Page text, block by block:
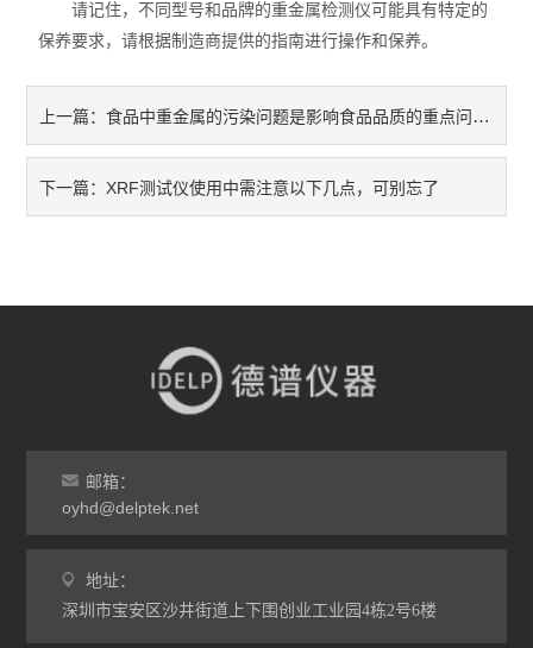
请记住，不同型号和品牌的重金属检测仪可能具有特定的
保养要求，请根据制造商提供的指南进行操作和保养。
上一篇：食品中重金属的污染问题是影响食品品质的重点问题之一
下一篇：XRF测试仪使用中需注意以下几点，可别忘了
邮箱：
oyhd@delptek.net
地址：
深圳市宝安区沙井街道上下围创业工业园4栋2号6楼